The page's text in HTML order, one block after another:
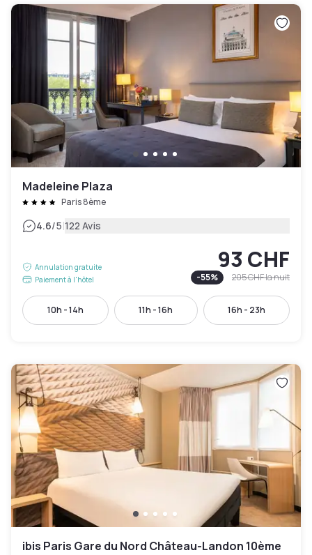
Madeleine Plaza
Paris 8ème
4.6/5|122 Avis
Annulation gratuite
Paiement à l'hôtel
93 CHF
-55% 205 CHFla nuit
10h - 14h 11h - 16h 16h - 23h
ibis Paris Gare du Nord Château-Landon 10ème